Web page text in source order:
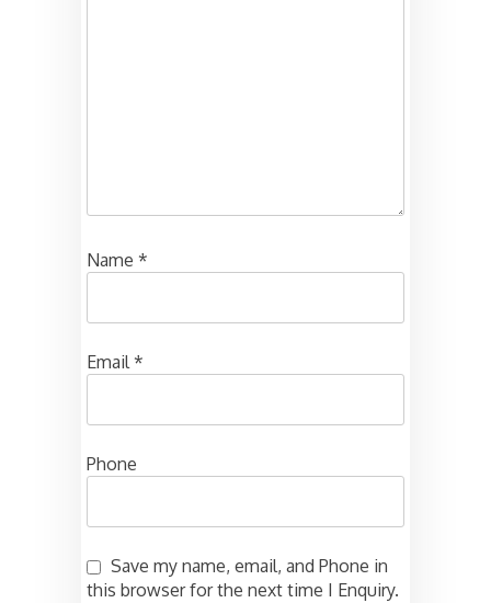
Name *
Email*
Phone
Save my name, email, and Phone in
this browser for the next time I Enquiry.